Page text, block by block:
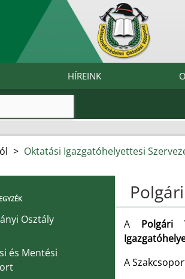
HÍREINK
> Oktatási Igazgatóhelyettesi
Osztály
és Mentési
APolgári
A